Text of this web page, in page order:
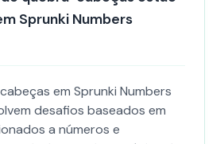
Sprunki Numbers
em Sprunki Numbers
desafios baseados em
a números e